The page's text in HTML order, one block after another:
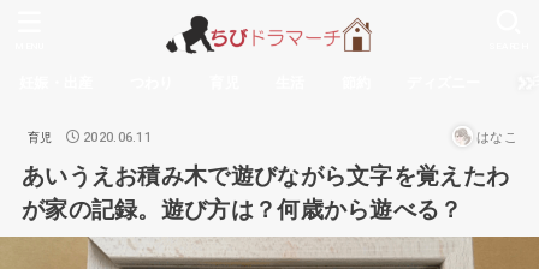
育児 2020.06.11 はなこ
あいうえお積み木で遊びながら文字を覚えたわ
が家の記録。遊び方は？何歳から遊べる？